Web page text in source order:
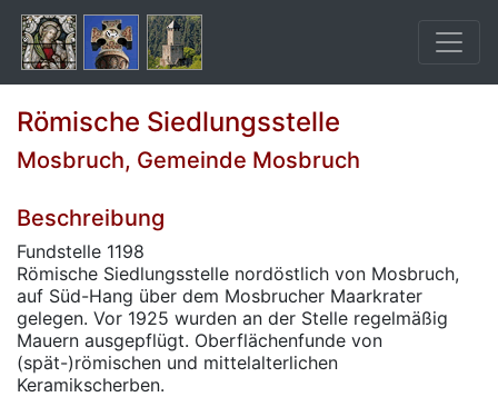
Römische Siedlungsstelle
Mosbruch, Gemeinde Mosbruch
Beschreibung
Fundstelle 1198
Römische Siedlungsstelle nordöstlich von Mosbruch,
auf Süd-Hang über dem Mosbrucher Maarkrater
gelegen. Vor 1925 wurden an der Stelle regelmäßig
Mauern ausgepflügt. Oberflächenfunde von
(spät-)römischen und mittelalterlichen
Keramikscherben.